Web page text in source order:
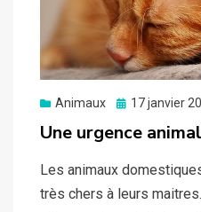
Animaux
Posted
17 janvier
Une urgence
Les animaux
très chers à leurs